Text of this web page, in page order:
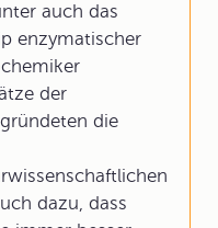
auch das
enzymatischer
der
die
dazu, dass